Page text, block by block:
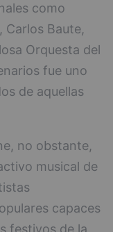
como
Carlos Baute,
Orquesta del
fue uno
de aquellas
no obstante,
musical de
capaces
festivos de la